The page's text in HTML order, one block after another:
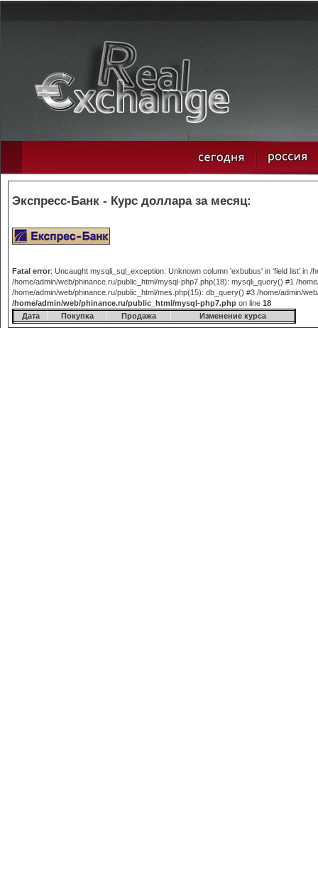
Экспресс-Банк - Курс доллара за месяц:
Fatal error: Uncaught mysqli_sql_exception: Unknown column 'exbubus' in 'field list' in
/home/admin/web/phinance.ru/public_html/mysql-php7.php(18): mysqli_query() #1 /
/home/admin/web/phinance.ru/public_html/mes.php(15): db_query() #3 /home/admin/
/home/admin/web/phinance.ru/public_html/mysql-php7.php on line 18
Дата
Покупка Продажа Изменение курса